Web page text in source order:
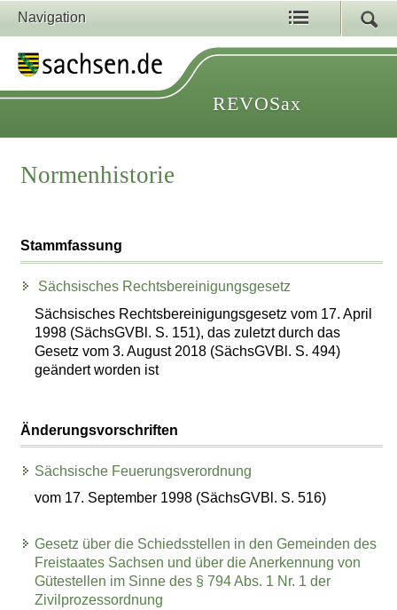
Navigation
REVOSax
Normenhistorie
Stammfassung
Sächsisches Rechtsbereinigungsgesetz
Sächsisches Rechtsbereinigungsgesetz vom 17. April
1998 (SächsGVBl. S. 151), das zuletzt durch das
Gesetz vom 3. August 2018 (SächsGVBl. S. 494)
geändert worden ist
Änderungsvorschriften
Sächsische Feuerungsverordnung
vom 17. September 1998 (SächsGVBl. S. 516)
Gesetz über die Schiedsstellen in den Gemeinden des
Freistaates Sachsen und über die Anerkennung von
Gütestellen im Sinne des § 794 Abs. 1 Nr. 1 der
Zivilprozessordnung